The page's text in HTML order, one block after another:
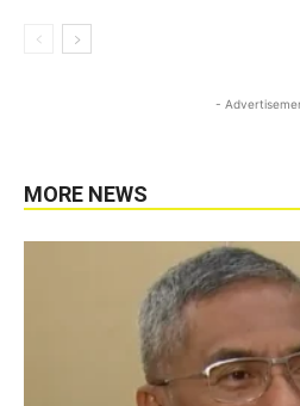
-
MORE NEWS